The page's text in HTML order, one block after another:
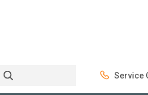
Service